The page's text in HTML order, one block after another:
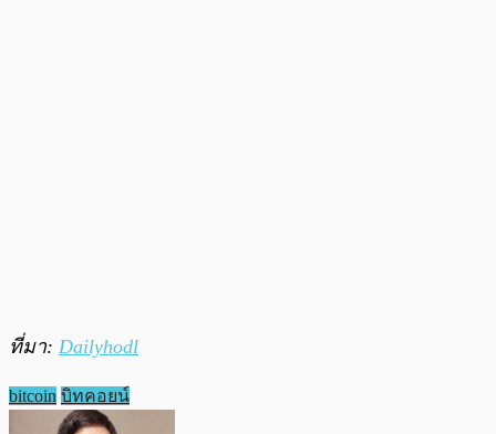
ที่มา: Dailyhodl
bitcoin บิทคอยน์